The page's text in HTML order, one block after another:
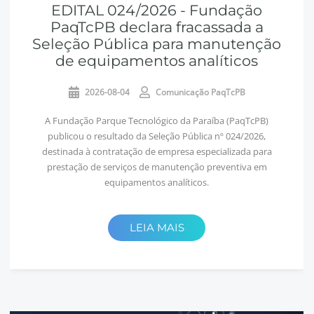
EDITAL 024/2026 - Fundação
PaqTcPB declara fracassada a
Seleção Pública para manutenção
de equipamentos analíticos
2026-08-04 Comunicação PaqTcPB
A Fundação Parque Tecnológico da Paraíba (PaqTcPB)
publicou o resultado da Seleção Pública nº 024/2026,
destinada à contratação de empresa especializada para
prestação de serviços de manutenção preventiva em
equipamentos analíticos.
LEIA MAIS